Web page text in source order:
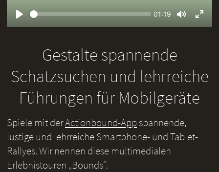
Seek
Current
01:19
Mute
Gestalte spannende
Schatzsuchen und lehrreiche
Führungen für Mobilgeräte
Spiele mit derActionbound-Appspannende,
lustige und lehrreiche Smartphone- und Tablet-
Rallyes. Wir nennen diese multimedialen
Erlebnistouren „Bounds“.